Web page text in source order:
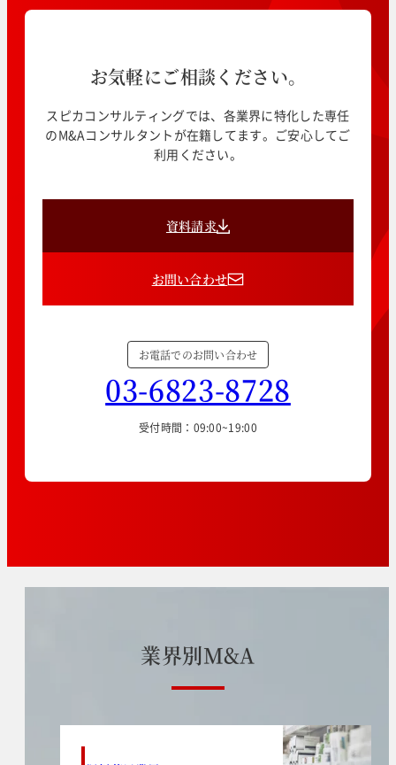
お気軽にご相談ください。
スピカコンサルティングでは、各業界に特化した専任
のM&Aコンサルタントが在籍してます。ご安心してご
利用ください。
資料請求
お問い合わせ
お電話でのお問い合わせ
03-6823-8728
受付時間：09:00~19:00
業界別M&A